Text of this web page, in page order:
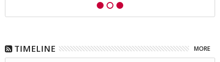
TIMELINE MORE